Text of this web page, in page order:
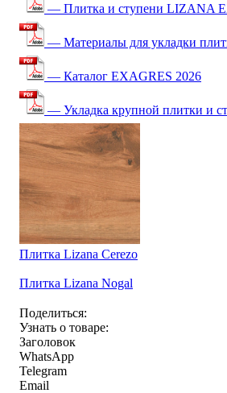
— Плитка и ступени LIZANA
— Материалы для укладки
— Каталог EXAGRES 2026
— Укладка крупной плитки и
Плитка Lizana Cerezo
Плитка Lizana Nogal
Поделиться:
Узнать о товаре:
Заголовок
WhatsApp
Telegram
Email